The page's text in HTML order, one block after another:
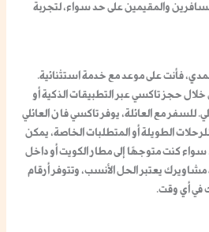
والمقيمين على حد سواء، لتجربة
، فأنت على موعد مع خدمة استثنائية.
خلال حجز تاكسيعبر التطبيقات الذكية أو
للسفر مع العائلة، يوفرتاكسي فان العائلي
الطويلة أو المتطلبات الخاصة، يمكن
سواء كنت متوجهًا إلى مطار الكويت أو داخل
مشاويرك يعتبر الحل الأنسب، وتتوفر أرقام
في أي وقت.